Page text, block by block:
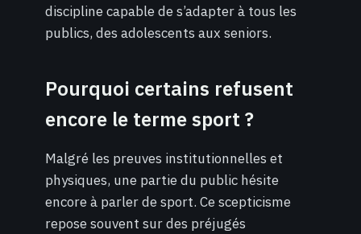
discipline capable de s’adapter à tous les
publics, des adolescents aux seniors.
Pourquoi certains refusent
encore le terme sport ?
Malgré les preuves institutionnelles et
physiques, une partie du public hésite
encore à parler de sport. Ce scepticisme
repose souvent sur des préjugés